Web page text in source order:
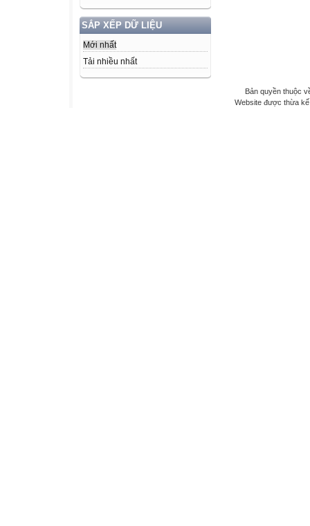
SẮP XẾP DỮ LIỆU
Mới nhất
Tải nhiều nhất
Bản quyền thuộc
Website được thừa